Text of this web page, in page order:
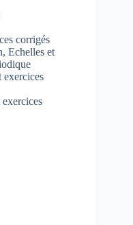
corrigés
Echelles et
exercices